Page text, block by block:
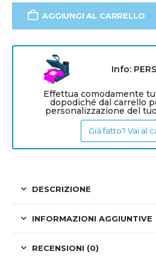
AGGIUNGI AL CARRELLO
Info:
Effettua comodamente
dopodiché dal carrello
personalizzazione del
Già fatto? Vai al
DESCRIZIONE
INFORMAZIONI AGGIUNTIVE
RECENSIONI (0)